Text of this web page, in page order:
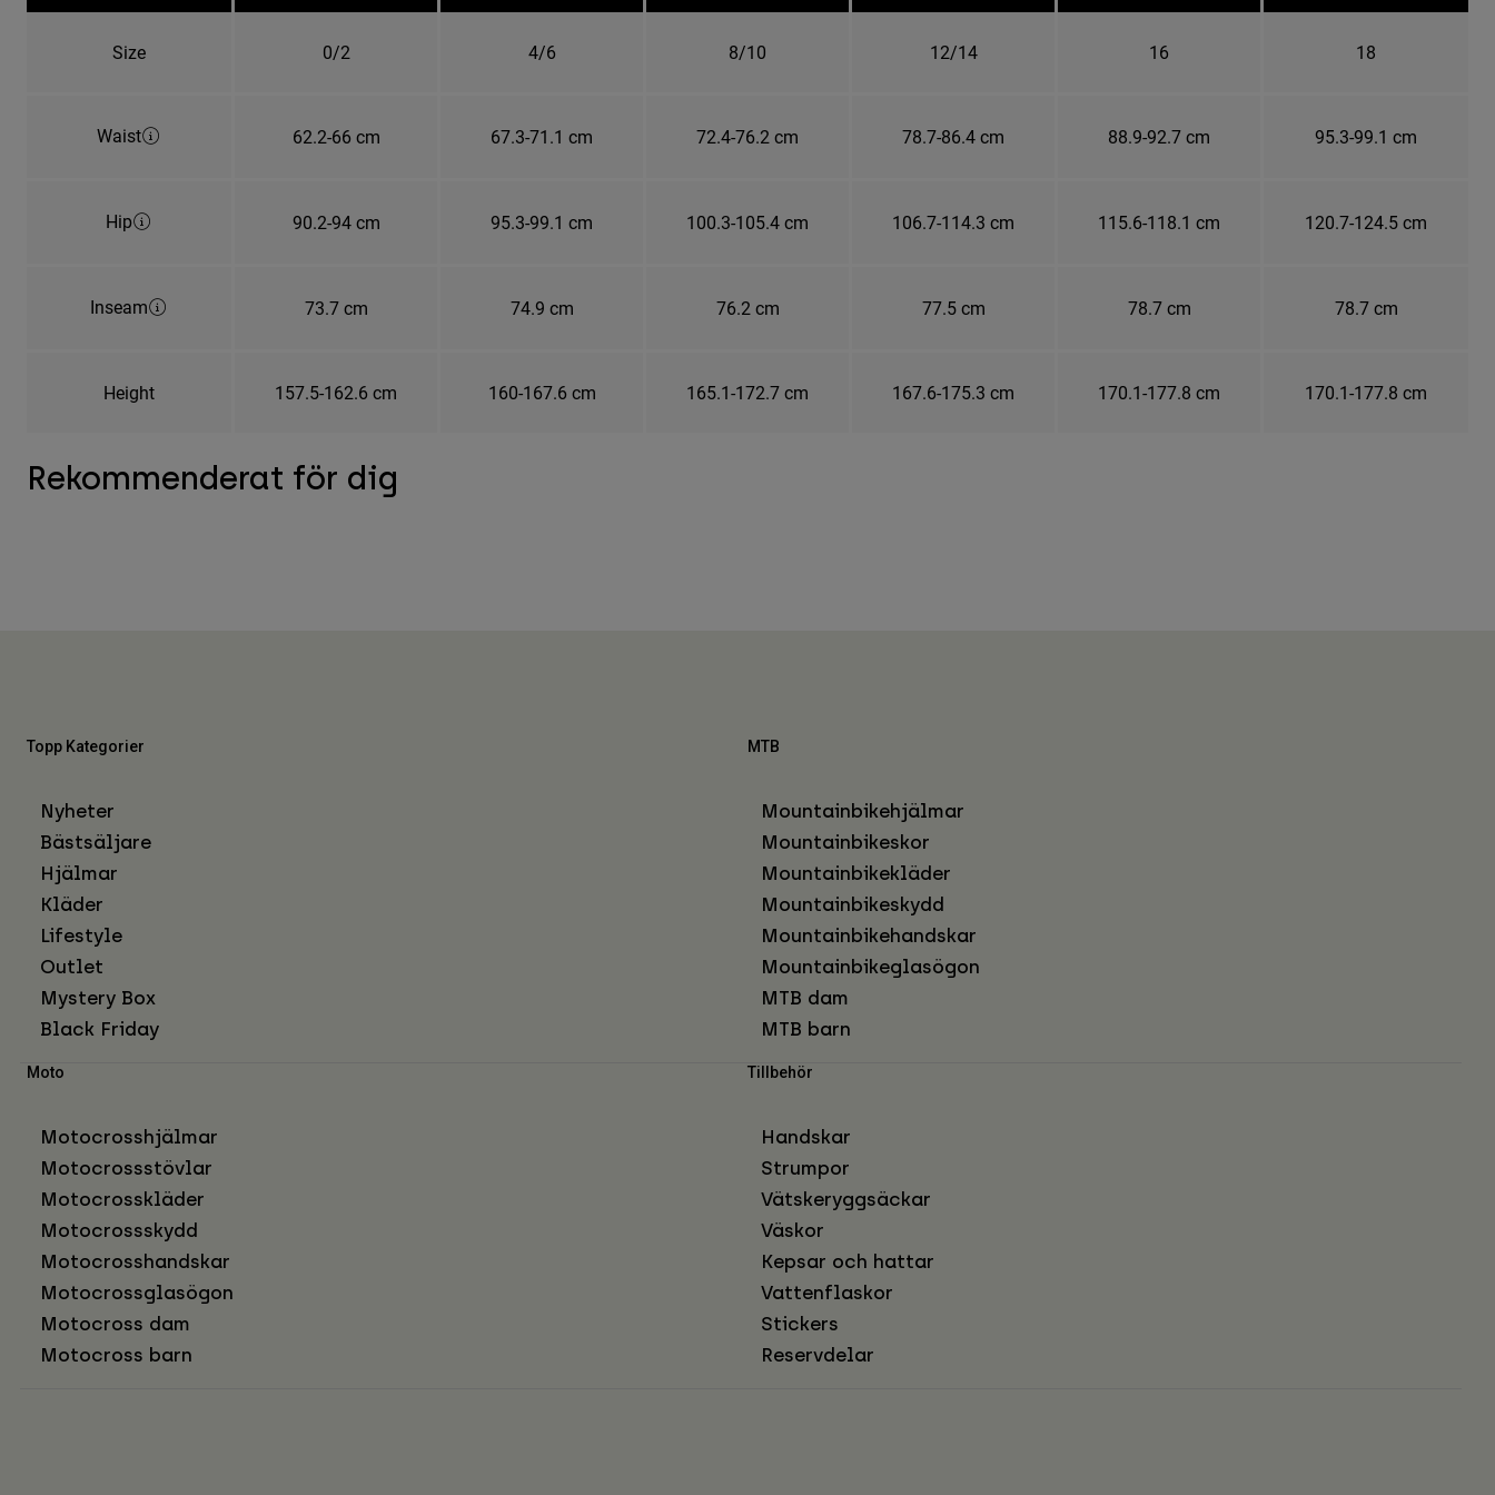
Size 0/2 4/6 8/10 12/14 16 18
Waist 62.2-66 cm 67.3-71.1 cm 72.4-76.2 cm 78.7-86.4 cm 88.9-92.7 cm 95.3-99.1 cm
Hip 90.2-94 cm 95.3-99.1 cm 100.3-105.4 cm 106.7-114.3 cm 115.6-118.1 cm 120.7-124.5 cm
Inseam 73.7 cm 74.9 cm 76.2 cm 77.5 cm 78.7 cm 78.7 cm
Height 157.5-162.6 cm 160-167.6 cm 165.1-172.7 cm 167.6-175.3 cm 170.1-177.8 cm 170.1-177.8 cm
Rekommenderat för dig
Topp Kategorier
Nyheter
Bästsäljare
Hjälmar
Kläder
Lifestyle
Outlet
Mystery Box
Black Friday
MTB
Mountainbikehjälmar
Mountainbikeskor
Mountainbikekläder
Mountainbikeskydd
Mountainbikehandskar
Mountainbikeglasögon
MTB dam
MTB barn
Moto
Motocrosshjälmar
Motocrossstövlar
Motocrosskläder
Motocrossskydd
Motocrosshandskar
Motocrossglasögon
Motocross dam
Motocross barn
Tillbehör
Handskar
Strumpor
Vätskeryggsäckar
Väskor
Kepsar och hattar
Vattenflaskor
Stickers
Reservdelar